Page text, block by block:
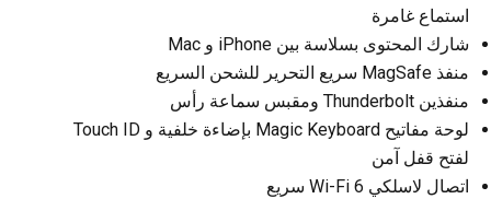
استماع غامرة
شارك المحتوى بسلاسة بين iPhone و Mac
منفذ MagSafe سريع التحرير للشحن السريع
منفذين Thunderbolt ومقبس سماعة رأس
لوحة مفاتيح Magic Keyboard بإضاءة خلفية و Touch ID
لفتح قفل آمن
اتصال لاسلكي Wi-Fi 6 سريع